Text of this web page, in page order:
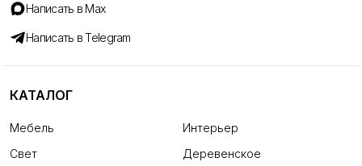
Написать в Max
Написать в Telegram
КАТАЛОГ
Мебель
Интерьер
Свет
Деревенское